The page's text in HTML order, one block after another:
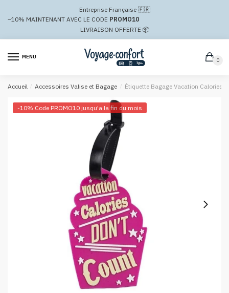
navigation
Entreprise Française 🇫🇷
–10% MAINTENANT AVEC LE CODE PROMO10
LIVRAISON OFFERTE 📦
MENU
0
Accueil / Accessoires Valise et Bagage / Étiquette Bagage Vacation Calories
-10% Code PROMO10 jusqu'a la fin du mois